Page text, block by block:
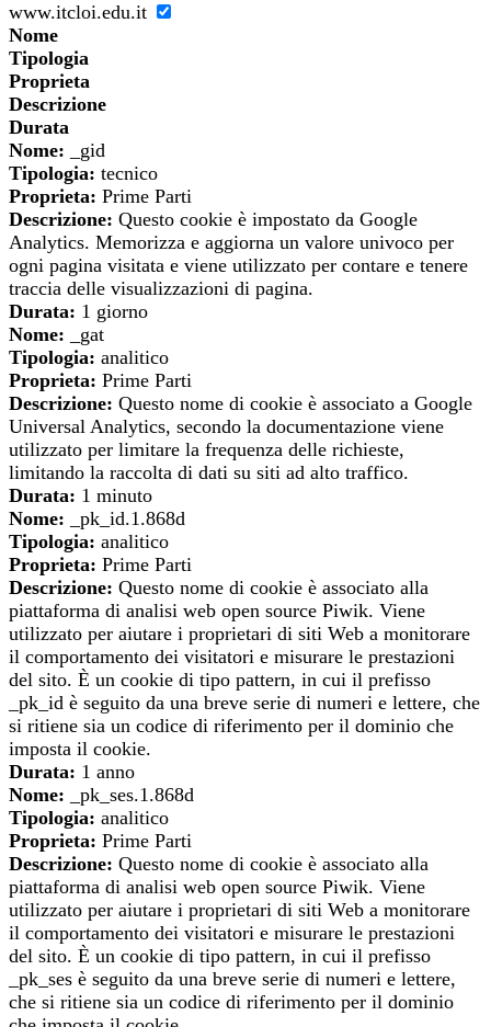
www.itcloi.edu.it
Nome
Tipologia
Proprieta
Descrizione
Durata
Nome: _gid
Tipologia: tecnico
Proprieta: Prime Parti
Descrizione: Questo cookie è impostato da Google
Analytics. Memorizza e aggiorna un valore univoco per
ogni pagina visitata e viene utilizzato per contare e tenere
traccia delle visualizzazioni di pagina.
Durata: 1 giorno
Nome: _gat
Tipologia: analitico
Proprieta: Prime Parti
Descrizione: Questo nome di cookie è associato a Google
Universal Analytics, secondo la documentazione viene
utilizzato per limitare la frequenza delle richieste,
limitando la raccolta di dati su siti ad alto traffico.
Durata: 1 minuto
Nome: _pk_id.1.868d
Tipologia: analitico
Proprieta: Prime Parti
Descrizione: Questo nome di cookie è associato alla
piattaforma di analisi web open source Piwik. Viene
utilizzato per aiutare i proprietari di siti Web a monitorare
il comportamento dei visitatori e misurare le prestazioni
del sito. È un cookie di tipo pattern, in cui il prefisso
_pk_id è seguito da una breve serie di numeri e lettere, che
si ritiene sia un codice di riferimento per il dominio che
imposta il cookie.
Durata: 1 anno
Nome: _pk_ses.1.868d
Tipologia: analitico
Proprieta: Prime Parti
Descrizione: Questo nome di cookie è associato alla
piattaforma di analisi web open source Piwik. Viene
utilizzato per aiutare i proprietari di siti Web a monitorare
il comportamento dei visitatori e misurare le prestazioni
del sito. È un cookie di tipo pattern, in cui il prefisso
_pk_ses è seguito da una breve serie di numeri e lettere,
che si ritiene sia un codice di riferimento per il dominio